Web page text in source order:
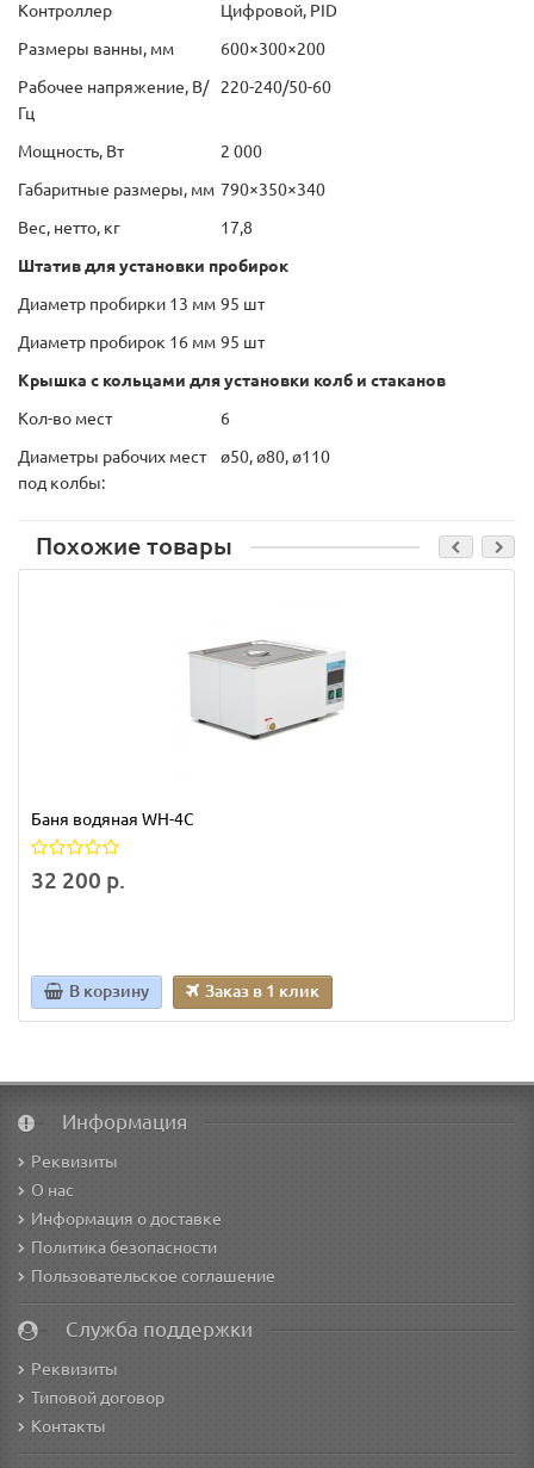
Контроллер
Цифровой, PID
Размеры ванны, мм
600×300×200
Рабочее напряжение, В/
Гц
220-240/50-60
Мощность, Вт
2 000
Габаритные размеры, мм 790×350×340
Вес, нетто, кг
17,8
Штативдляустановки пробирок
Диаметр пробирки 13 мм 95 шт
Диаметр пробирок 16 мм 95 шт
Крышка с кольцами дляустановки колб и стаканов
Кол-во мест
6
Диаметры рабочих мест
под колбы:
ø50, ø80, ø110
Похожие товары
Баня водяная WH-4C
32 200 р.
В корзину Заказ в 1 клик
Информация
Реквизиты
О нас
Информация о доставке
Политика безопасности
Пользовательское соглашение
Служба поддержки
Реквизиты
Типовой договор
Контакты